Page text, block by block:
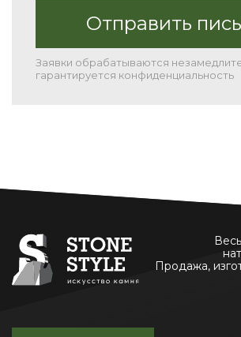
Заявки обрабатываются
гарантируется конфиденциальность
Продажа,